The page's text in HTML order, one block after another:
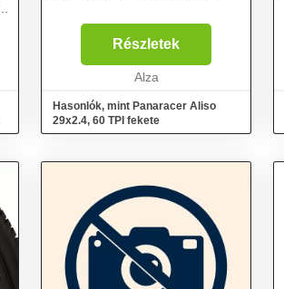
Részletek
Alza
Hasonlók, mint Panaracer Aliso
29x2.4, 60 TPI fekete